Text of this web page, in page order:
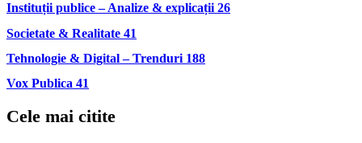
Instituții publice – Analize & explicații 26
Societate & Realitate 41
Tehnologie & Digital – Trenduri 188
Vox Publica 41
Cele mai citite